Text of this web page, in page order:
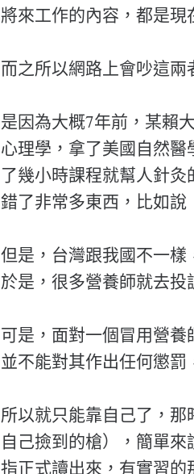
將來工作的內容，都是現
而之所以網路上會吵這兩
是因為大概7年前，某賴
心理學，拿了美國自然
了幾小時課程就幫人針
錯了非常多東西，比如說
但是，台灣跟我國不一樣
於是，很多營養師就去投
可是，面對一個冒用營
並不能對其作出任何懲罰
所以就只能靠自己了，
自己撿到的槍），簡單
指正式讀出來，有實習的